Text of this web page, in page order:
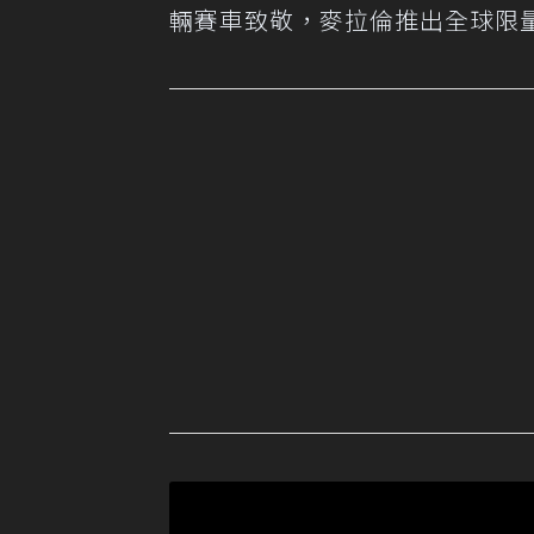
輛賽車致敬，麥拉倫推出全球限